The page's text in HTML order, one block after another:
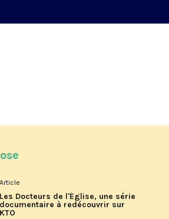
Article
Les Docteurs de l'Église, une série
documentaire à redécouvrir sur
KTO